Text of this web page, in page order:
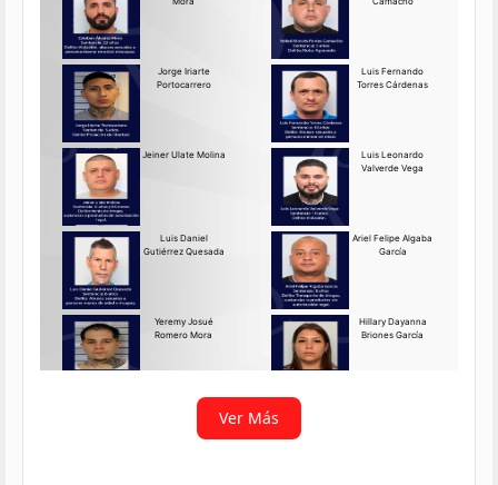
Requerido OIJ Puntarenas:
2069-2026
Agosto 03, 2026
Persona requerida
La Delegación Regional de
Puntarenas del Organismo de
Investigación
Ver más
Ver Más